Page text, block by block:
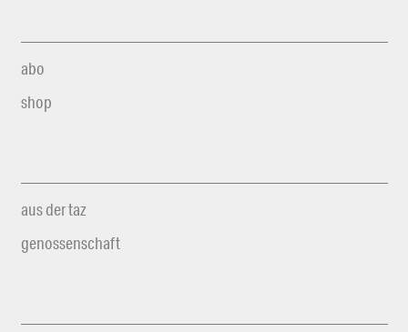
abo
shop
aus der taz
genossenschaft